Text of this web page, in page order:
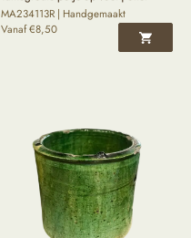
MA234113R | Handgemaakt
Vanaf€8,50